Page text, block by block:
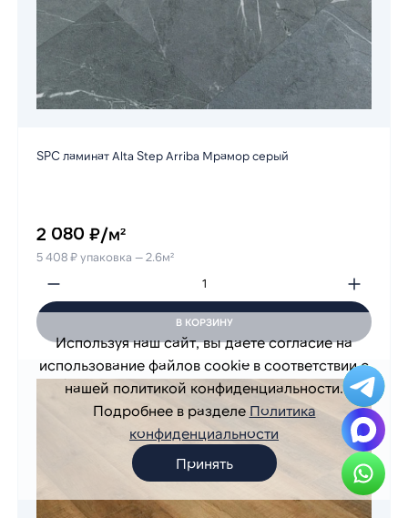
SPC ламинат Alta Step Arriba Мрамор серый
2 080 ₽/м²
5 408 ₽ упаковка — 2.6м²
В КОРЗИНУ
Используя наш сайт, вы даете согласие на
использование файлов cookie в соответствии с
нашей политикой конфиденциальности.
Подробнее в разделе Политика
конфиденциальности
Принять